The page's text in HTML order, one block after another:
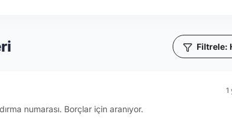
Filtrele:
1
numarası. Borçlar için aranıyor.